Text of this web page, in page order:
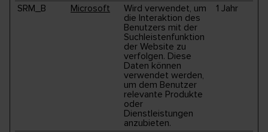
SRM_B Microsoft
Wird verwendet, um
die Interaktion des
Benutzers mit der
Suchleistenfunktion
der Website zu
verfolgen. Diese
Daten können
verwendet werden,
um dem Benutzer
relevante Produkte
oder
Dienstleistungen
anzubieten.
1 Jahr